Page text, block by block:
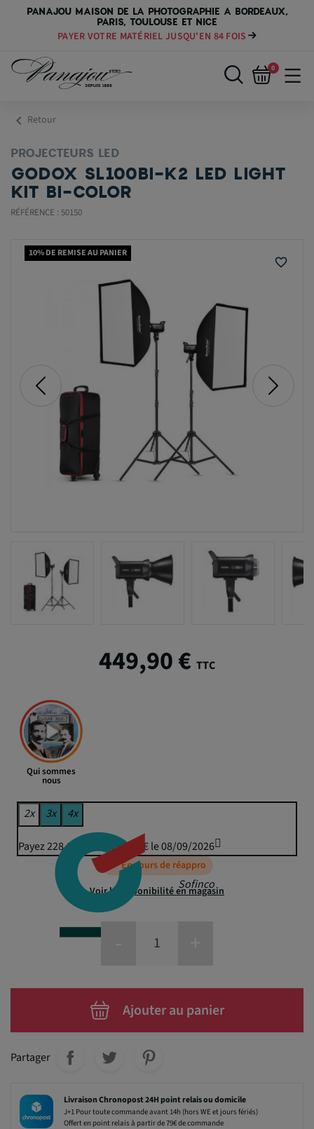
PANAJOU MAISON DE LA PHOTOGRAPHIE A BORDEAUX,
PARIS, TOULOUSE ET NICE
PAYER VOTRE MATÉRIEL JUSQU'EN 84 FOIS
0
chevron_left Retour
PROJECTEURS LED
GODOX SL100BI-K2 LED LIGHT
KIT BI-COLOR
RÉFÉRENCE : 50150
10% DE REMISE AU PANIER
favorite_border
449,90 € TTC
Qui sommes
nous
Sofinco
2x 3x 4x
Payez 228,81 € puis 224,95 € le 08/09/2026
En cours de réappro
Voir la disponibilité en magasin
Ajouter au panier
Partager
Livraison Chronopost 24H point relais ou domicile
J+1 Pour toute commande avant 14h (hors WE et jours fériés)
Offert en point relais à partir de 79€ de commande